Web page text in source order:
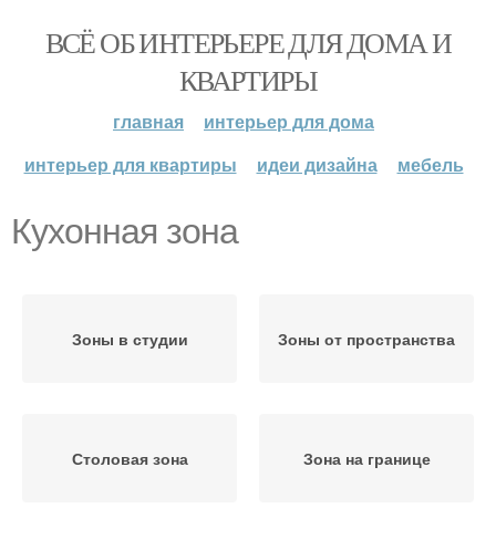
ВСЁ ОБ ИНТЕРЬЕРЕ ДЛЯ ДОМА И
КВАРТИРЫ
главная
интерьер для дома
интерьер для квартиры
идеи дизайна мебель
Кухонная зона
Зоны в студии Зоны от пространства
Столовая зона Зона на границе